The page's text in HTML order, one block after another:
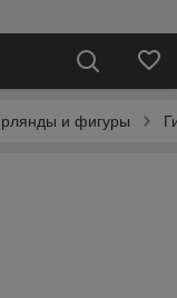
и фигуры